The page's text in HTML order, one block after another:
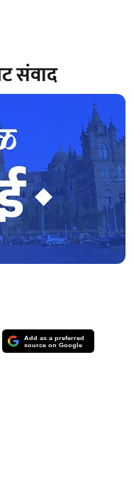
संवाद
Add as a preferred
source on Google